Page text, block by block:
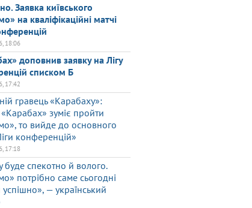
Заявка київського
на кваліфікаційні матчі
18:06
доповнив заявку на Лігу
списком Б
17:42
гравець «Карабаху»:
зуміє пройти
то вийде до основного
конференцій»
17:18
буде спекотно й волого.
потрібно саме сьогодні
успішно», — український